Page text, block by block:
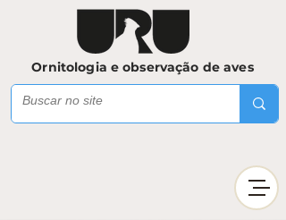
Ornitologia e observação de aves